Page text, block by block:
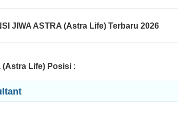
JIWA ASTRA (Astra Life) Terbaru 2026
(Astra Life) Posisi :